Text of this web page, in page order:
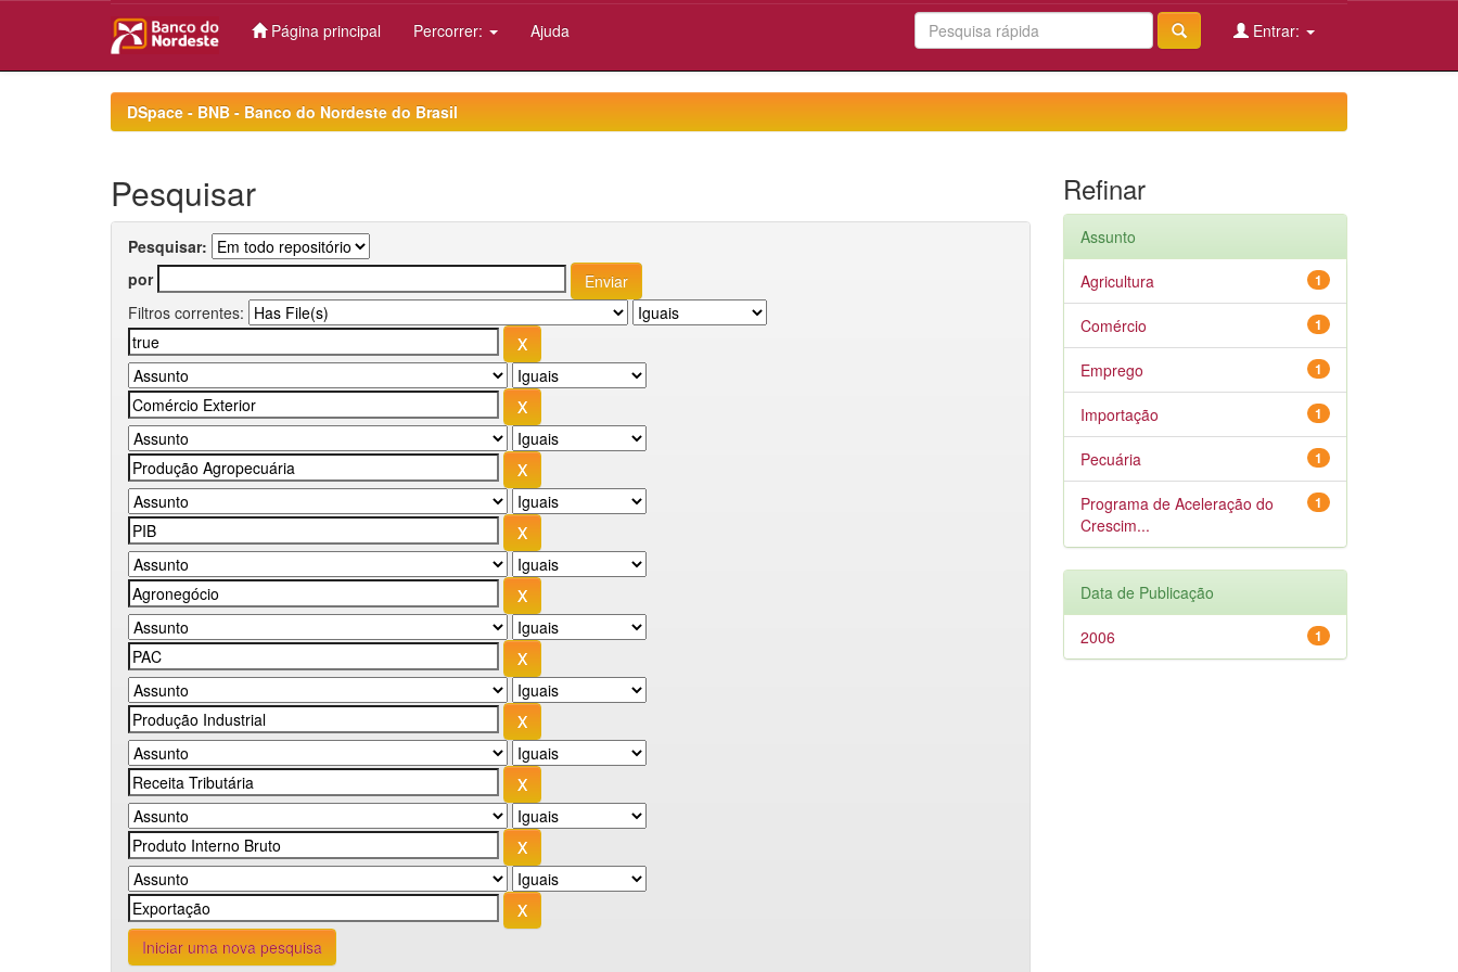
Página principal Percorrer: Ajuda Entrar:
DSpace - BNB - Banco do Nordeste do Brasil
Pesquisar
Pesquisar:
por
Filtros correntes:
Iniciar uma nova pesquisa
Refinar
Assunto
1
Agricultura
1
Comércio
1
Emprego
1
Importação
1
Pecuária
1
Programa de Aceleração do
Crescim...
Data de Publicação
1
2006